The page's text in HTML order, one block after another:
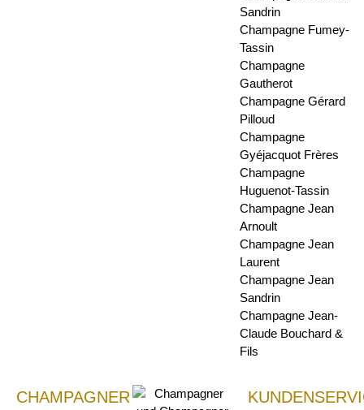
Sandrin
Champagne Fumey-
Tassin
Champagne
Gautherot
Champagne Gérard
Pilloud
Champagne
Gyéjacquot Frères
Champagne
Huguenot-Tassin
Champagne Jean
Arnoult
Champagne Jean
Laurent
Champagne Jean
Sandrin
Champagne Jean-
Claude Bouchard &
Fils
CHAMPAGNER